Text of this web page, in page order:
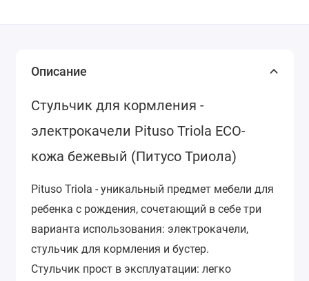
Описание
Стульчик для кормления -
электрокачели Pituso Triola ECO-
кожа бежевый (Питусо Триола)
Pituso Triola - уникальный предмет мебели для
ребенка с рождения, сочетающий в себе три
варианта использования: электрокачели,
стульчик для кормления и бустер.
Стульчик прост в эксплуатации: легко